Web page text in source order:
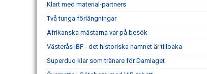
Klart med material-partners
Två tunga förlängningar
Afrikanska mästarna var på besök
Västerås IBF - det historiska namnet är tillbaka
Superduo klar som tränare för Damlaget